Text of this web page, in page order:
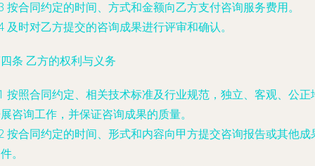
按合同约定的时间、方式和金额向乙方支付咨询服务费用。
及时对乙方提交的咨询成果进行评审和确认。
条 乙方的权利与义务
按照合同约定、相关技术标准及行业规范，独立、客观、公正
咨询工作，并保证咨询成果的质量。
按合同约定的时间、形式和内容向甲方提交咨询报告或其他成
。